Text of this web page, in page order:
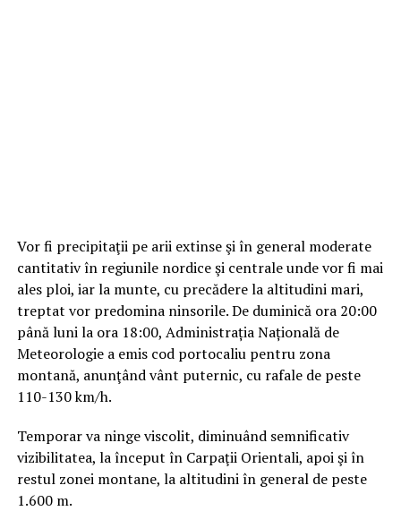
Vor fi precipitaţii pe arii extinse şi în general moderate
cantitativ în regiunile nordice şi centrale unde vor fi mai
ales ploi, iar la munte, cu precădere la altitudini mari,
treptat vor predomina ninsorile. De duminică ora 20:00
până luni la ora 18:00, Administrația Națională de
Meteorologie a emis cod portocaliu pentru zona
montană, anunţând vânt puternic, cu rafale de peste
110-130 km/h.
Temporar va ninge viscolit, diminuând semnificativ
vizibilitatea, la început în Carpaţii Orientali, apoi şi în
restul zonei montane, la altitudini în general de peste
1.600 m.